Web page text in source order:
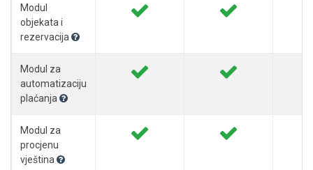
Modul
objekata i
rezervacija
Modul za
automatizaciju
plaćanja
Modul za
procjenu
vještina